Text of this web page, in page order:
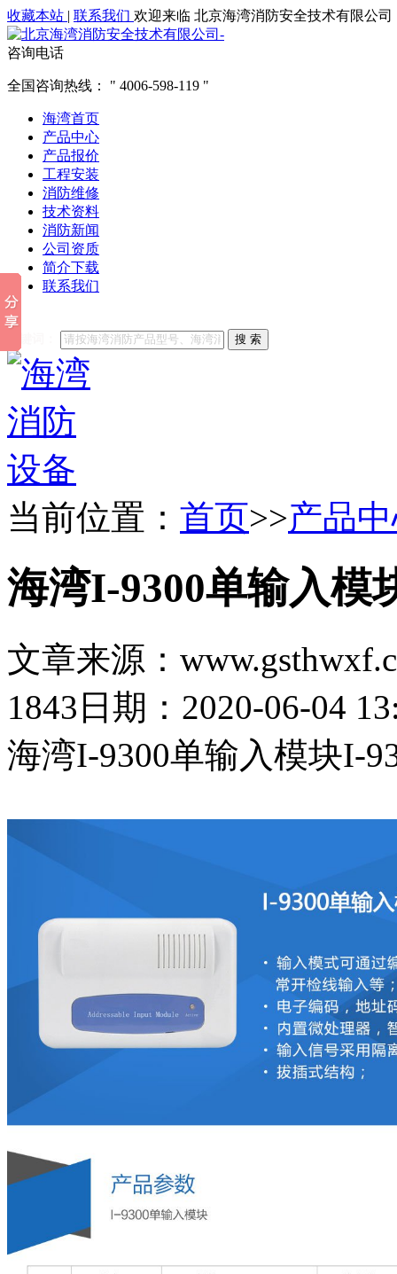
收藏本站 | 联系我们 欢迎来临 北京海湾消防安全技术有限公司
咨询电话
全国咨询热线： 4006-598-119
海湾首页
产品中心
产品报价
工程安装
消防维修
技术资料
消防新闻
公司资质
简介下载
联系我们
他们都在搜索:
搜 索
当前位置： 首页>>产品
海湾I-9300单输入模
文章来源：
1843 日期：2020-06-04
海湾I-9300单输入模块I-